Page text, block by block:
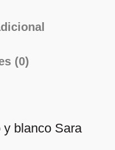
(0)
y blanco Sara